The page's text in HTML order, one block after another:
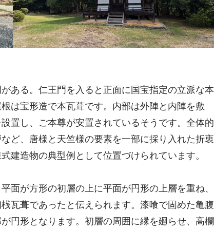
ある。仁王門を入ると正面に国宝指定の立派な本
は宝形造で本瓦葺です。内部は外陣と内陣を敷
置し、ご本尊が安置されているそうです。全体的
ど、唐様と天竺様の要素を一部に採り入れた折衷
建造物の典型例として位置づけられています。
面が方形の初層の上に平面が円形の上層を重ね、
瓦葺であったと伝えられます。漆喰で固めた亀腹
円形となります。初層の周囲に縁を廻らせ、高欄